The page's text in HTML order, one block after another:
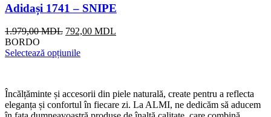
Adidași 1741 – SNIPE
1.979,00MDL Prețul
a
792,00 MDL
BORDO
Selectează opțiunile
Încălțăminte și accesorii din piele naturală, create pentru a reflecta
eleganța și confortul în fiecare zi. La ALMI, ne dedicăm să aducem